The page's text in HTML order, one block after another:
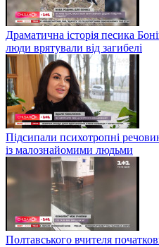
Драматична історія песика
люди врятували від загибелі
Підсипали психотропні
із малознайомими людьми
Полтавського вчителя